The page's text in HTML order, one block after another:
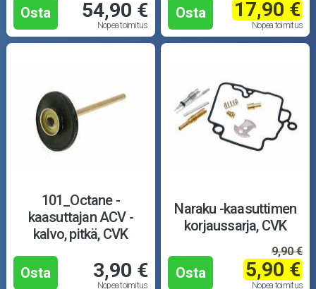
Osta 54,90 €
Nopea toimitus
Osta 17,90 €
Nopea toimitus
101_Octane -
kaasuttajan ACV -
kalvo, pitkä, CVK
Osta 3,90 €
Nopea toimitus
Naraku -kaasuttimen
korjaussarja, CVK
Osta
9,90 €
5,90 €
Nopea toimitus